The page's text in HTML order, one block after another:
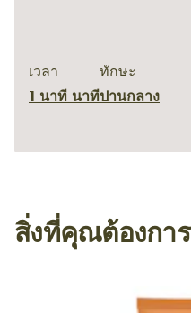
เวลา
1 นาที นาที
ทักษะ
ปานกลาง
สิ่งที่คุณต้องการ